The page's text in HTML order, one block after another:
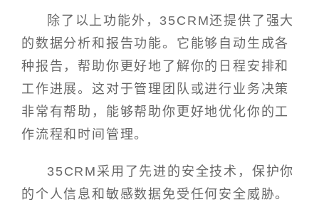
除了以上功能外，35CRM还提供了强大
的数据分析和报告功能。它能够自动生成各
种报告，帮助你更好地了解你的日程安排和
工作进展。这对于管理团队或进行业务决策
非常有帮助，能够帮助你更好地优化你的工
作流程和时间管理。
35CRM采用了先进的安全技术，保护你
的个人信息和敏感数据免受任何安全威胁。